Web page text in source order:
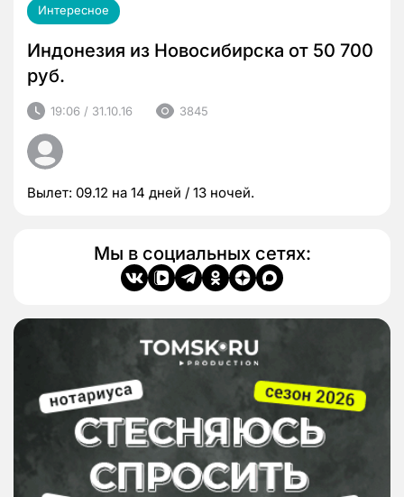
Интересное
Индонезия из Новосибирска от 50 700
руб.
19:06 / 31.10.16 3845
Вылет: 09.12 на 14 дней / 13 ночей.
Мы в социальных сетях: